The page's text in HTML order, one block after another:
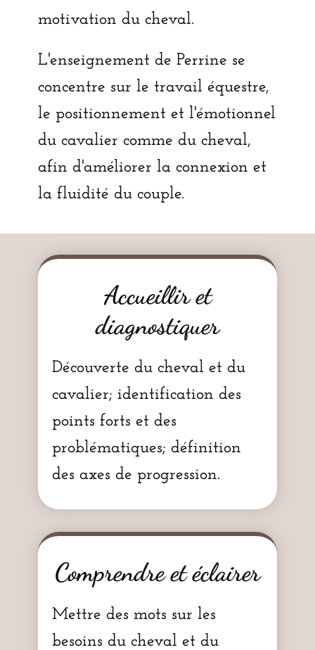
motivation du cheval.
L'enseignement de Perrine se
concentre sur le travail équestre,
le positionnement et l'émotionnel
du cavalier comme du cheval,
afin d'améliorer la connexion et
la fluidité du couple.
Accueillir et
diagnostiquer
Découverte du cheval et du
cavalier; identification des
points forts et des
problématiques; définition
des axes de progression.
Comprendre et éclairer
Mettre des mots sur les
besoins du cheval et du